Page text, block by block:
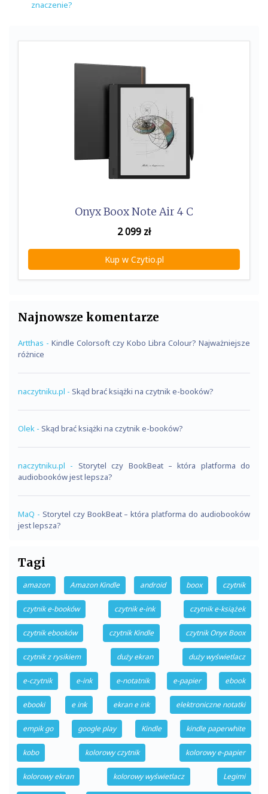
znaczenie?
Onyx Boox Note Air 4 C
2 099 zł
Kup w Czytio.pl
Najnowsze komentarze
Artthas - Kindle Colorsoft czy Kobo Libra Colour? Najważniejsze
różnice
naczytniku.pl - Skąd brać książki na czytnik e-booków?
Olek - Skąd brać książki na czytnik e-booków?
naczytniku.pl - Storytel czy BookBeat – która platforma do
audiobooków jest lepsza?
MaQ - Storytel czy BookBeat – która platforma do audiobooków
jest lepsza?
Tagi
amazon Amazon Kindle android boox czytnik
czytnik e-booków czytnik e-ink czytnik e-książek
czytnik ebooków czytnik Kindle czytnik Onyx Boox
czytnik z rysikiem duży ekran duży wyświetlacz
e-czytnik e-ink e-notatnik e-papier ebook
ebooki e ink ekran e ink elektroniczne notatki
empik go google play Kindle kindle paperwhite
kobo kolorowy czytnik kolorowy e-papier
kolorowy ekran kolorowy wyświetlacz Legimi